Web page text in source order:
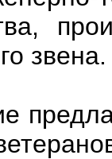
звена.